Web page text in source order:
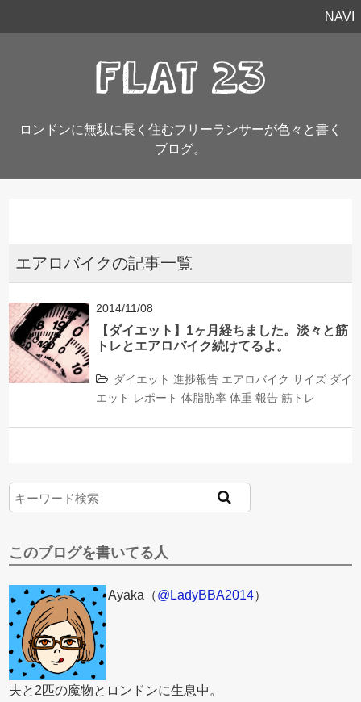
NAVI
ロンドンに無駄に長く住むフリーランサーが色々と書く
ブログ。
エアロバイクの記事一覧
2014/11/08
【ダイエット】1ヶ月経ちました。淡々と筋
トレとエアロバイク続けてるよ。
ダイエット 進捗報告 エアロバイク サイズ ダイ
エット レポート 体脂肪率 体重 報告 筋トレ
このブログを書いてる人
Ayaka（@LadyBBA2014）
夫と2匹の魔物とロンドンに生息中。